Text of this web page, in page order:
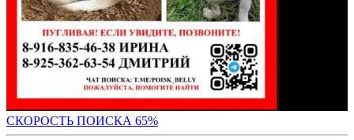
СКОРОСТЬ ПОИСКА 65%